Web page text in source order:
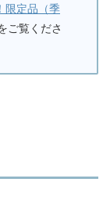
限定品（季
ご覧くださ